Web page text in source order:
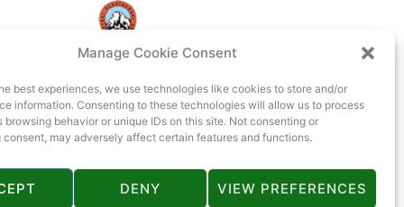
Manage Cookie Consent
best experiences, we use technologies like cookies to store and/or
information. Consenting to these technologies will allow us to process
browsing behavior or unique IDs on this site. Not consenting or
may adversely affect certain features and functions.
DENY VIEW PREFERENCES